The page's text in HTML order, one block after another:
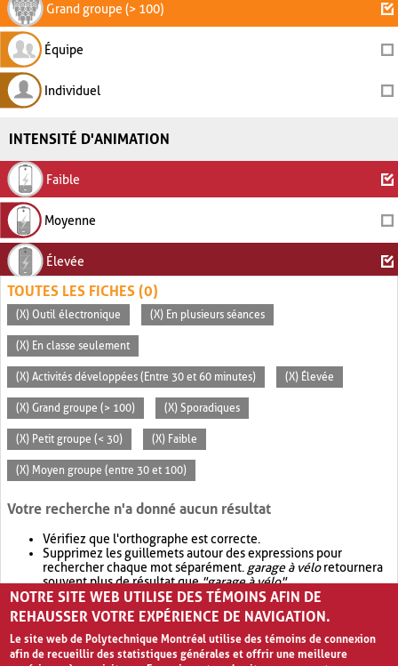
Grand groupe (> 100)
Équipe
Individuel
INTENSITÉ D'ANIMATION
Faible
Moyenne
Élevée
TOUTES LES FICHES (0)
(X) Outil électronique (X) En plusieurs séances
(X) En classe seulement
(X) Activités développées (Entre 30 et 60 minutes) (X) Élevée
(X) Grand groupe (> 100) (X) Sporadiques
(X) Petit groupe (< 30) (X) Faible
(X) Moyen groupe (entre 30 et 100)
Votre recherche n'a donné aucun résultat
Vérifiez que l'orthographe est correcte.
Supprimez les guillemets autour des expressions pour
rechercher chaque mot séparément. garage à véloretournera
souvent plus de résultat que"garage à vélo".
Envisagez d'élargir votre recherche avec OR.garage OR vélo
retournera souvent plus de résultat quegarage à vélo
NOTRE SITE WEB UTILISE DES TÉMOINS AFIN DE
REHAUSSER VOTRE EXPÉRIENCE DE NAVIGATION.
Le site web de Polytechnique Montréal utilise des témoins de connexion
afin de recueillir des statistiques générales et offrir une meilleure